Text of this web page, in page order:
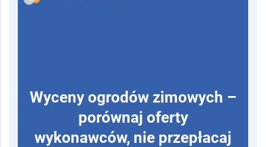
Wyceny ogrodów zimowych –
porównaj oferty
wykonawców, nie przepłacaj